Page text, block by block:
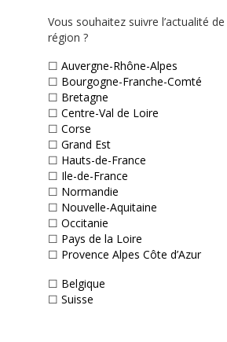
Vous souhaitez suivre l’actualité
région ?
☐ Auvergne-Rhône-Alpes
☐ Bourgogne-Franche-Comté
☐ Bretagne
☐ Centre-Val de Loire
☐ Corse
☐ Grand Est
☐ Hauts-de-France
☐ Ile-de-France
☐ Normandie
☐ Nouvelle-Aquitaine
☐ Occitanie
☐ Pays de la Loire
☐ Provence Alpes Côte d’Azur
☐ Belgique
☐ Suisse